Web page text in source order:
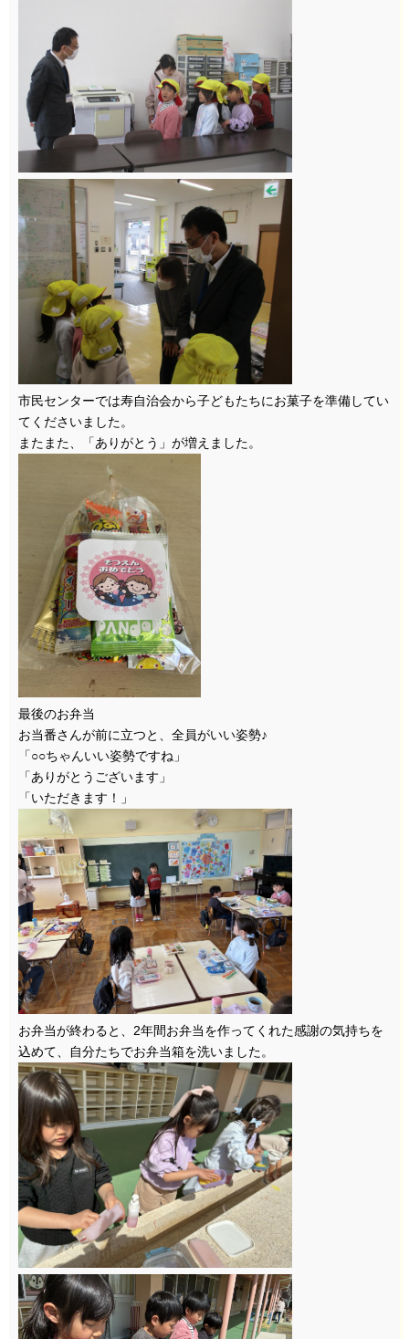
市民センターでは寿自治会から子どもたちにお菓子を準備してい
てくださいました。
またまた、「ありがとう」が増えました。
最後のお弁当
お当番さんが前に立つと、全員がいい姿勢♪
「○○ちゃんいい姿勢ですね」
「ありがとうございます」
「いただきます！」
お弁当が終わると、2年間お弁当を作ってくれた感謝の気持ちを
込めて、自分たちでお弁当箱を洗いました。